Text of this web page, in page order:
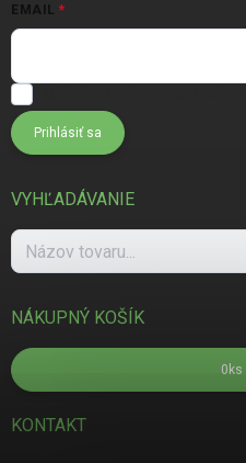
EMAIL
Prihlásiť sa
VYHĽADÁVANIE
NÁKUPNÝ KOŠÍK
0 ks
KONTAKT